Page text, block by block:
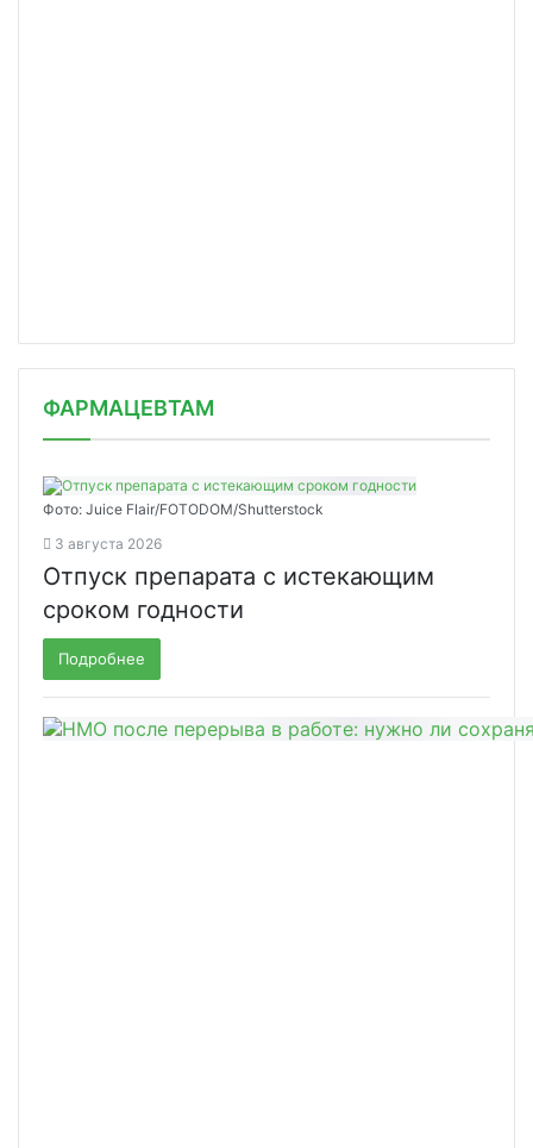
ФАРМАЦЕВТАМ
Фото: Juice Flair/FOTODOM/Shutterstoсk
3 августа 2026
Отпуск препарата с истекающим
сроком годности
Подробнее